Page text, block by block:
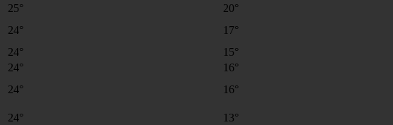
25°
20°
24°
17°
24°
15°
24°
16°
24°
16°
24°
13°